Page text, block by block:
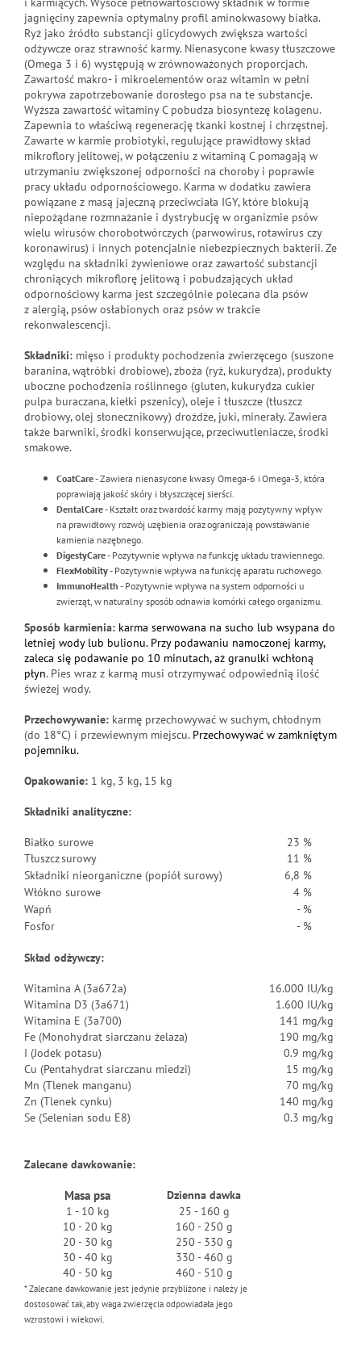
jagnięciny zapewnia optymalny profil aminokwasowy białka.
Ryż jako źródło substancji glicydowych zwiększa wartości
odżywcze oraz strawność karmy. Nienasycone kwasy tłuszczowe
(Omega 3 i 6) występują w zrównoważonych proporcjach.
Zawartość makro- i mikroelementów oraz witamin w pełni
pokrywa zapotrzebowanie dorosłego psa na te substancje.
Wyższa zawartość witaminy C pobudza biosyntezę kolagenu.
Zapewnia to właściwą regenerację tkanki kostnej i chrzęstnej.
Zawarte w karmie probiotyki, regulujące prawidłowy skład
mikroflory jelitowej, w połączeniu z witaminą C pomagają w
utrzymaniu zwiększonej odporności na choroby i poprawie
pracy układu odpornościowego. Karma w dodatku zawiera
powiązane z masą jajeczną przeciwciała IGY, które blokują
niepożądane rozmnażanie i dystrybucję w organizmie psów
wielu wirusów chorobotwórczych (parwowirus, rotawirus czy
koronawirus) i innych potencjalnie niebezpiecznych bakterii. Ze
względu na składniki żywieniowe oraz zawartość substancji
chroniących mikroflorę jelitową i pobudzających układ
odpornościowy karma jest szczególnie polecana dla psów
z alergią, psów osłabionych oraz psów w trakcie
rekonwalescencji.
Składniki: mięso i produkty pochodzenia zwierzęcego (suszone
baranina, wątróbki drobiowe), zboża (ryż, kukurydza), produkty
uboczne pochodzenia roślinnego (gluten, kukurydza cukier
pulpa buraczana, kiełki pszenicy), oleje i tłuszcze (tłuszcz
drobiowy, olej słonecznikowy) drożdże, juki, minerały. Zawiera
także barwniki, środki konserwujące, przeciwutleniacze, środki
smakowe.
CoatCare- Zawiera nienasycone kwasy Omega-6 i Omega-3, która
poprawiają jakość skóry i błyszczącej sierści.
DentalCare- Kształt oraz twardość karmy mają pozytywny wpływ
na prawidłowy rozwój uzębienia oraz ograniczają powstawanie
kamienia nazębnego.
DigestyCare- Pozytywnie wpływa na funkcję układu trawiennego.
FlexMobility- Pozytywnie wpływa na funkcję aparatu ruchowego.
ImmunoHealth - Pozytywnie wpływa na system odporności u
zwierząt, w naturalny sposób odnawia komórki całego organizmu.
Sposób karmienia: karma serwowana na sucho lub wsypana do
letniej wody lub bulionu. Przy podawaniu namoczonej karmy,
zaleca się podawanie po 10 minutach, aż granulki wchłoną
płyn. Pies wraz z karmą musi otrzymywać odpowiednią ilość
świeżej wody.
Przechowywanie: karmę przechowywać w suchym, chłodnym
(do 18°C) i przewiewnym miejscu. Przechowywać w zamkniętym
pojemniku.
Opakowanie: 1 kg, 3 kg, 15 kg
Składniki analityczne:
Białko surowe
23 %
Tłuszcz surowy
11 %
Składniki nieorganiczne (popiół surowy)
6,8 %
Włókno surowe
4 %
Wapń
- %
Fosfor
- %
Skład odżywczy:
Witamina A (3a672a)
16.000 IU/kg
Witamina D3 (3a671)
1.600 IU/kg
Witamina E (3a700)
141 mg/kg
Fe (Monohydrat siarczanu żelaza)
190 mg/kg
I (Jodek potasu)
0.9 mg/kg
Cu (Pentahydrat siarczanu miedzi)
15 mg/kg
Mn (Tlenek manganu)
70 mg/kg
Zn (Tlenek cynku)
140 mg/kg
Se (Selenian sodu E8)
0.3 mg/kg
Zalecane dawkowanie:
Masa psa
Dzienna dawka
1 - 10 kg
25 - 160 g
10 - 20 kg
160 - 250 g
20 - 30 kg
250 - 330 g
30 - 40 kg
330 - 460 g
40 - 50 kg
460 - 510 g
* Zalecane dawkowanie jest jedynie przybliżone i należy je
dostosować tak, aby waga zwierzęcia odpowiadała jego
wzrostowi i wiekowi.